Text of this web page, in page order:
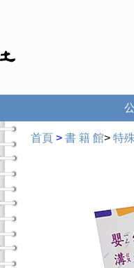
首頁 > 書 籍 館> 特